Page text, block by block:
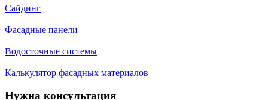
Сайдинг
Фасадные панели
Водосточные системы
Калькулятор фасадных материалов
Нужна консультация